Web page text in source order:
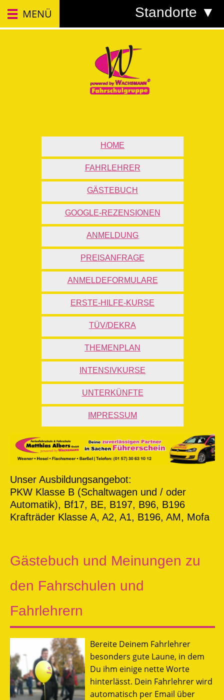
MENÜ Standorte ▼
HOME
FAHRLEHRER
GÄSTEBUCH
GOOGLE-REZENSIONEN
ANMELDUNG
PREISANFRAGE
ANMELDEFORMULARE
ERSTE-HILFE-KURSE
TÜV/DEKRA
THEMENPLAN
INTENSIVKURSE
UNTERKÜNFTE
IMPRESSUM
Unser Ausbildungsangebot:
PKW Klasse B (Schaltwagen und / oder
Automatik), Bf17, BE, B197, B96, B196
Krafträder Klasse A, A2, A1, B196, AM, Mofa
Gästebuch und Meinungen zu
den Fahrschulen und
Fahrlehrern
Bereite Deinem Fahrlehrer
besonders gute Laune, in dem
Du ihm einige nette Worte
hinterlässt. Dein Fahrlehrer wird
automatisch per Email über